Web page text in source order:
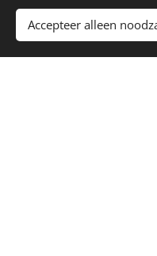
Accepteer alleen